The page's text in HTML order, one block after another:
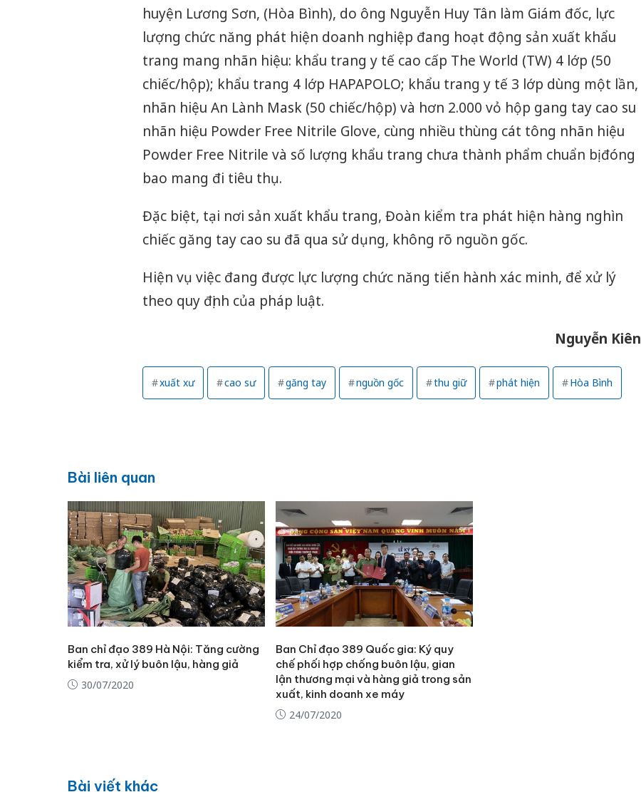
huyện Lương Sơn, (Hòa Bình), do ông Nguyễn Huy Tân làm Giám đốc, lực
lượng chức năng phát hiện doanh nghiệp đang hoạt động sản xuất khẩu
trang mang nhãn hiệu: khẩu trang y tế cao cấp The World (TW) 4 lớp (50
chiếc/hộp); khẩu trang 4 lớp HAPAPOLO; khẩu trang y tế 3 lớp dùng một lần,
nhãn hiệu An Lành Mask (50 chiếc/hộp) và hơn 2.000 vỏ hộp gang tay cao su
nhãn hiệu Powder Free Nitrile Glove, cùng nhiều thùng cát tông nhãn hiệu
Powder Free Nitrile và số lượng khẩu trang chưa thành phẩm chuẩn bị đóng
bao mang đi tiêu thụ.
Đặc biệt, tại nơi sản xuất khẩu trang, Đoàn kiểm tra phát hiện hàng nghìn
chiếc găng tay cao su đã qua sử dụng, không rõ nguồn gốc.
Hiện vụ việc đang được lực lượng chức năng tiến hành xác minh, để xử lý
theo quy định của pháp luật.
Nguyễn Kiên
xuất xư cao sư găng tay nguồn gốc thu giữ phát hiện Hòa Bình
Bài liên quan
Ban chỉ đạo 389 Hà Nội: Tăng cường
kiểm tra, xử lý buôn lậu, hàng giả
30/07/2020
Ban Chỉ đạo 389 Quốc gia: Ký quy
chế phối hợp chống buôn lậu, gian
lận thương mại và hàng giả trong sản
xuất, kinh doanh xe máy
24/07/2020
Bài viết khác